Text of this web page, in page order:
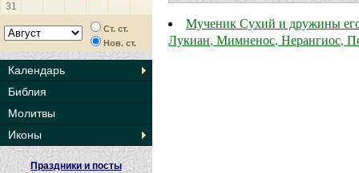
31
Ст. ст.
Нов. ст.
Календарь
Библия
Молитвы
Иконы
Праздники и посты
Мученик Сухий и дружины
Лукиан, Мимненос, Нерангиос,